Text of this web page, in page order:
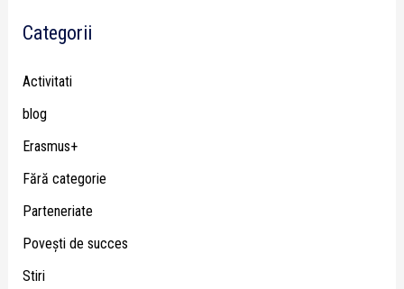
Categorii
Activitati
blog
Erasmus+
Fără categorie
Parteneriate
Poveşti de succes
Stiri